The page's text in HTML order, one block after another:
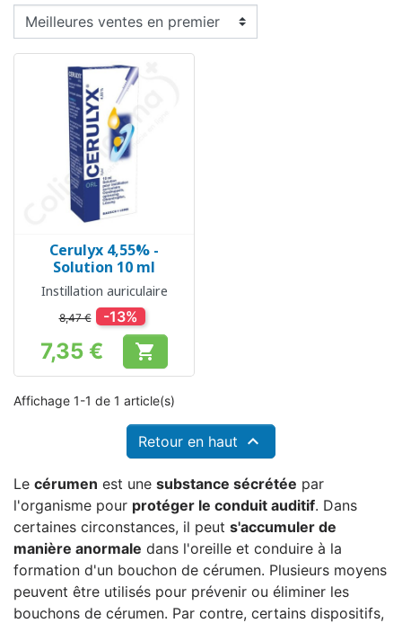
Cerulyx 4,55% -
Solution 10 ml
Instillation auriculaire
8,47 € -13%
Prix
7,35 € 
Affichage 1-1 de 1 article(s)
Retour en haut 
Le cérumen est une substance sécrétée par
l'organisme pour protéger le conduit auditif. Dans
certaines circonstances, il peut s'accumuler de
manière anormale dans l'oreille et conduire à la
formation d'un bouchon de cérumen. Plusieurs moyens
peuvent être utilisés pour prévenir ou éliminer les
bouchons de cérumen. Par contre, certains dispositifs,